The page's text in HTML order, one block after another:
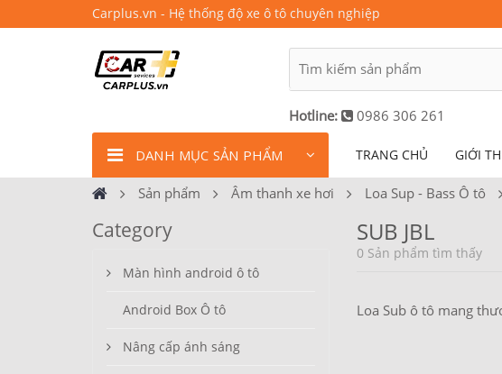
Carplus.vn - Hệ thống độ xe ô tô chuyên nghiệp
Hotline: 0986 306 261
DANH MỤC SẢN PHẨM TRANG CHỦ GIỚI
Sản phẩm Âm thanh xe hơi Loa Sup - Bass Ô tô
Category
Màn hình android ô tô
Android Box Ô tô
Nâng cấp ánh sáng
SUB JBL
0 Sản phẩm tìm thấy
Loa Sub ô tô mang